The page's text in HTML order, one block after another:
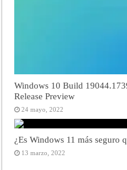
Windows 10 Build
Release Preview
24 mayo, 2022
¿Es Windows 11 más seguro
13 marzo, 2022